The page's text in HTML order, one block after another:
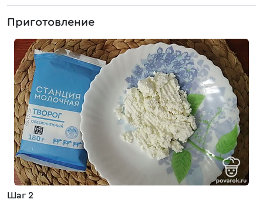
Приготовление
Шаг 2